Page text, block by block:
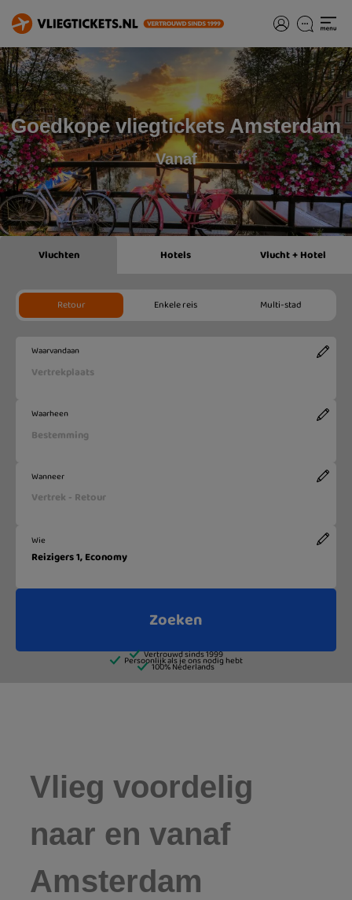
Goedkope vliegtickets Amsterdam
Vanaf
Vlieg voordelig
naar en vanaf
Amsterdam